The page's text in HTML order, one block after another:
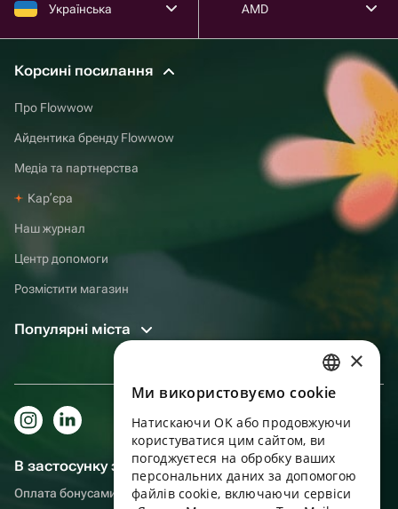
Українська AMD
Корсині посилання
Про Flowwow
Айдентика бренду Flowwow
Медіа та партнерства
Карʼєра
Наш журнал
Центр допомоги
Розмістити магазин
Популярні міста
В застосунку зручніше!
Оплата бонусами, самовивіз, зручний чат підтримки
RUSSIAN
ENGLISH
UKRAINIAN
PORTUGUESE
×
Ми використовуємо cookie
Натискаючи OK або продовжуючи
користуватися цим сайтом, ви
погоджуєтеся на обробку ваших
персональних даних за допомогою
файлів cookie, включаючи сервіси